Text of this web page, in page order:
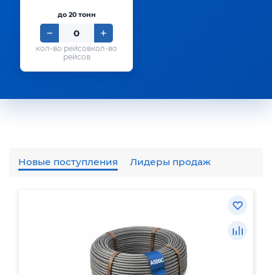
до 20 тонн
кол-во
рейсов
Новые поступления Лидеры продаж